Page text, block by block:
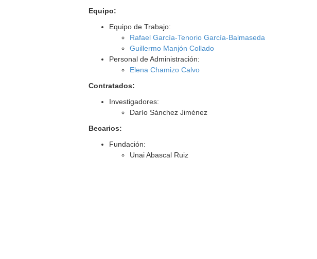
Equipo:
Equipo de Trabajo:
Rafael García-Tenorio García-Balmaseda
Guillermo Manjón Collado
Personal de Administración:
Elena Chamizo Calvo
Contratados:
Investigadores:
Darío Sánchez Jiménez
Becarios:
Fundación:
Unai Abascal Ruiz